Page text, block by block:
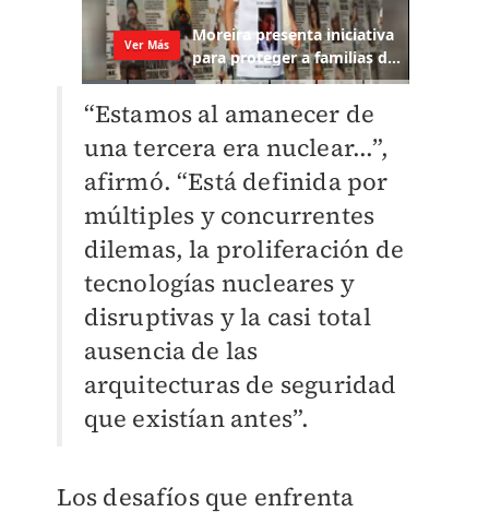
“Estamos al amanecer de
una tercera era nuclear...”,
afirmó. “Está definida por
múltiples y concurrentes
dilemas, la proliferación de
tecnologías nucleares y
disruptivas y la casi total
ausencia de las
arquitecturas de seguridad
que existían antes”.
Los desafíos que enfrenta